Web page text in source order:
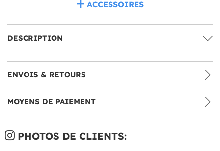
ACCESSOIRES
DESCRIPTION
ENVOIS & RETOURS
MOYENS DE PAIEMENT
PHOTOS DE CLIENTS: